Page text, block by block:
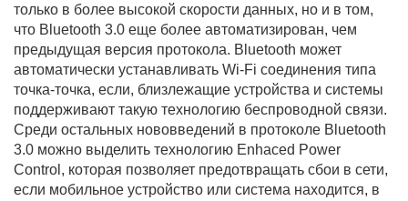
только в более высокой скорости данных, но и в том,
что Bluetooth 3.0 еще более автоматизирован, чем
предыдущая версия протокола. Bluetooth может
автоматически устанавливать Wi-Fi соединения типа
точка-точка, если, близлежащие устройства и системы
поддерживают такую технологию беспроводной связи.
Среди остальных нововведений в протоколе Bluetooth
3.0 можно выделить технологию Enhaced Power
Control, которая позволяет предотвращать сбои в сети,
если мобильное устройство или система находится, в